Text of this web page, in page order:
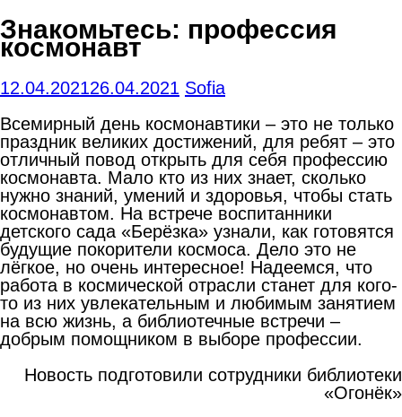
Знакомьтесь: профессия
космонавт
12.04.202126.04.2021 Sofia
Всемирный день космонавтики – это не только
праздник великих достижений, для ребят – это
отличный повод открыть для себя профессию
космонавта. Мало кто из них знает, сколько
нужно знаний, умений и здоровья, чтобы стать
космонавтом. На встрече воспитанники
детского сада «Берёзка» узнали, как готовятся
будущие покорители космоса. Дело это не
лёгкое, но очень интересное! Надеемся, что
работа в космической отрасли станет для кого-
то из них увлекательным и любимым занятием
на всю жизнь, а библиотечные встречи –
добрым помощником в выборе профессии.
Новость подготовили сотрудники библиотеки
«Огонёк»